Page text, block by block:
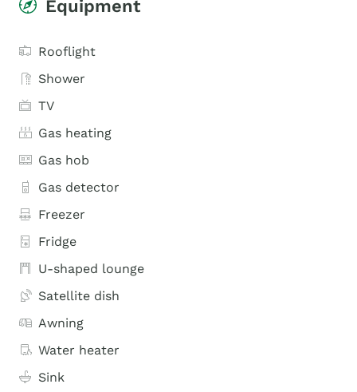
Equipment
Rooflight
Shower
TV
Gas heating
Gas hob
Gas detector
Freezer
Fridge
U-shaped lounge
Satellite dish
Awning
Water heater
Sink